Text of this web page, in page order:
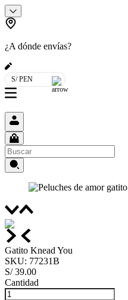
¿A dónde envías?
S/ PEN
Gatito Knead You
SKU: 77231B
S/ 39.00
Cantidad